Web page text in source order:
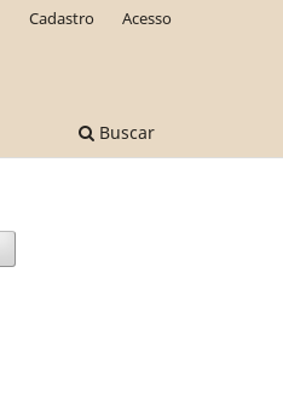
Buscar
Cadastro Acesso